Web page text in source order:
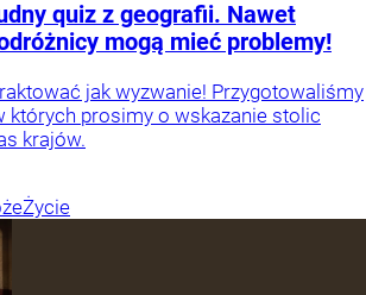
quiz z geografii. Nawet
mogą mieć problemy!
jak wyzwanie! Przygotowaliśmy
których prosimy o wskazanie stolic
krajów.
Życie